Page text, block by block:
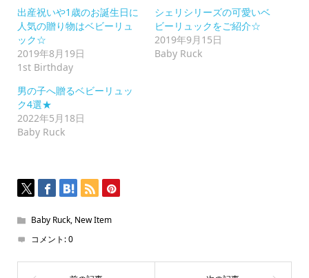
ク
リ
ッ
ク
し
て
く
だ
い
(新
し
い
ウ
ィ
開
き
ま
出産祝いや1歳のお誕生日に
人気の贈り物はベビーリュ
ック☆
2019年8月19日
1st Birthday
シェリシリーズの可愛いベ
ビーリュックをご紹介☆
2019年9月15日
Baby Ruck
男の子へ贈るベビーリュッ
ク4選★
2022年5月18日
Baby Ruck
Baby Ruck, New Item
コメント:0